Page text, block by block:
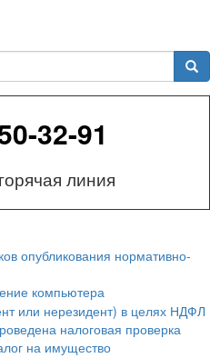
32-91
линия
опубликования нормативно-
компьютера
или нерезидент) в целях НДФЛ
налоговая проверка
на имущество